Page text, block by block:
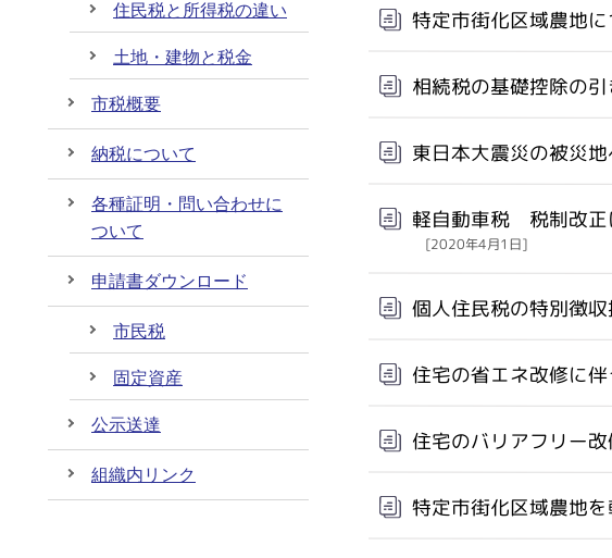
特定市街化区域農地に
相続税の基礎控除の
東日本大震災の被災
軽自動車税 税制改正
[2020年4月1日]
個人住民税の特別徴
住宅の省エネ改修に
住宅のバリアフリー
特定市街化区域農地
住民税と所得税の違い
土地・建物と税金
市税概要
納税について
各種証明・問い合わせに
ついて
申請書ダウンロード
市民税
固定資産
公示送達
組織内リンク